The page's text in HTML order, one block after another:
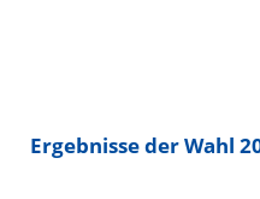
Ergebnisse der Wahl